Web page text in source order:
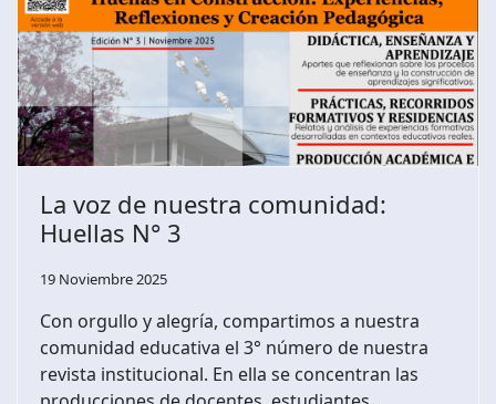
La voz de nuestra comunidad:
Huellas N° 3
19 Noviembre 2025
Con orgullo y alegría, compartimos a nuestra
comunidad educativa el 3° número de nuestra
revista institucional. En ella se concentran las